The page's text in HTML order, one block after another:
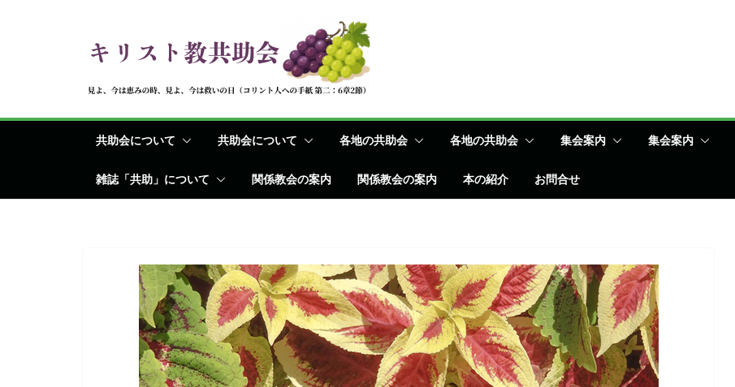
へ
共助会について 共助会について 各地の共助会 各地の共助会 集会案内 集会案内
雑誌「共助」について 関係教会の案内 関係教会の案内 本の紹介 お問合せ